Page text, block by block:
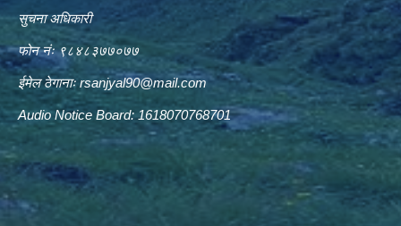
सुचना अधिकारी
फोन नंः ९८४८३७७०७७
ईमेल ठेगानाःrsanjyal90@mail.com
Audio Notice Board: 1618070768701